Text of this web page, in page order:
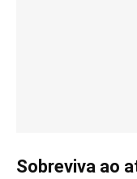
Sobreviva ao